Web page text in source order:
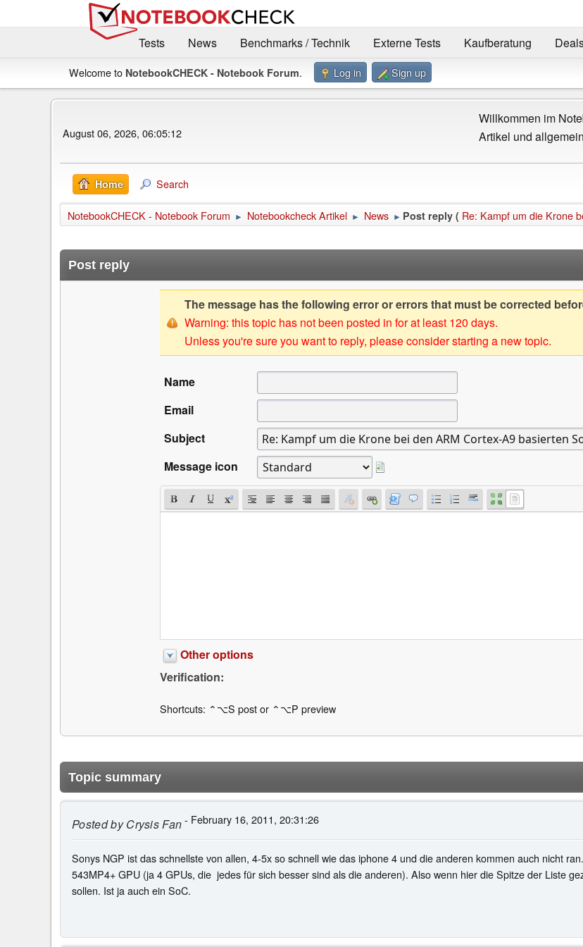
Tests
News Benchmarks / Technik Externe Tests Kaufberatung
Welcome to NotebookCHECK - Notebook Forum. Log in Sign up
August 06, 2026, 06:05:12
Willkommen im
Artikel und
Home Search
NotebookCHECK - Notebook Forum ► Notebookcheck Artikel ► News ► Post reply ( Re: Kampf um die Krone
Post reply
The message has the following error or errors that must be corrected
Warning: this topic has not been posted in for at least 120 days.
Unless you're sure you want to reply, please consider starting a new topic.
Name
Email
Subject
Message icon
Other options
Verification:
Shortcuts: ⌃⌥S post or ⌃⌥P preview
Topic summary
Posted byCrysis Fan- February 16, 2011, 20:31:26
Sonys NGP ist das schnellste von allen, 4-5x so schnell wie das iphone 4 und die anderen kommen auch nicht
543MP4+ GPU (ja 4 GPUs, die jedes für sich besser sind als die anderen). Also wenn hier die Spitze der Liste
sollen. Ist ja auch ein SoC.